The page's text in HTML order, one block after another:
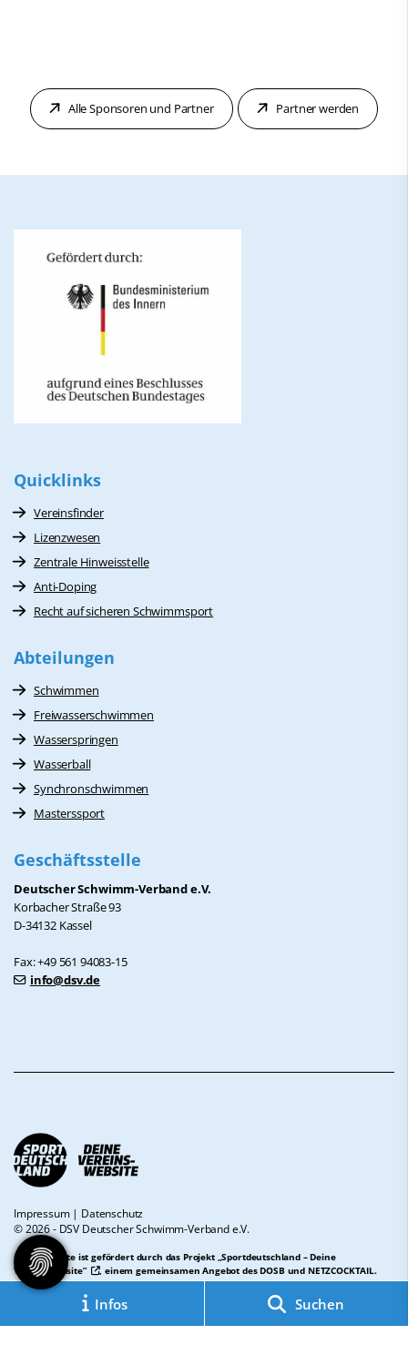
Infos Suchen
Alle Sponsoren und Partner Partner werden
Quicklinks
Vereinsfinder
Lizenzwesen
Zentrale Hinweisstelle
Anti-Doping
Recht auf sicheren Schwimmsport
Abteilungen
Schwimmen
Freiwasserschwimmen
Wasserspringen
Wasserball
Synchronschwimmen
Masterssport
Geschäftsstelle
Deutscher Schwimm-Verband e.V.
Korbacher Straße 93
D-34132 Kassel
Fax: +49 561 94083-15
info@dsv.de
Impressum| Datenschutz
© 2026 - DSV Deutscher Schwimm-Verband e.V.
Diese Website ist gefördert durch das Projekt „Sportdeutschland – Deine
Vereinswebsite”
, einem gemeinsamen Angebot des DOSB und NETZCOCKTAIL.